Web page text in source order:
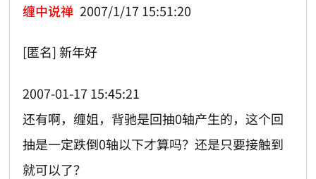
缠中说禅 2007/1/17 15:51:20
[匿名] 新年好
2007-01-17 15:45:21
还有啊，缠姐，背驰是回抽0轴产生的，这个回
抽是一定跌倒0轴以下才算吗？还是只要接触到
就可以了？